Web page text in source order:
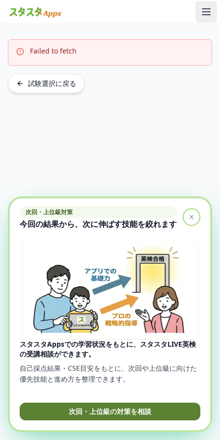
メ
Failed to fetch
試験選択に戻る
次回・上位級対策
今回の結果から、次に伸ばす技能を絞れます
スタスタAppsでの学習状況をもとに、スタスタLIVE英検
の受講相談ができます。
自己採点結果・CSE目安をもとに、次回や上位級に向けた
優先技能と進め方を整理できます。
次回・上位級の対策を相談